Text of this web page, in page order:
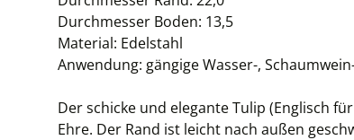
Durchmesser Boden: 13,5
Material: Edelstahl
Anwendung: gängige Wasser-,
Der schicke und elegante Tulip (Englisch für
Ehre. Der Rand ist leicht nach außen